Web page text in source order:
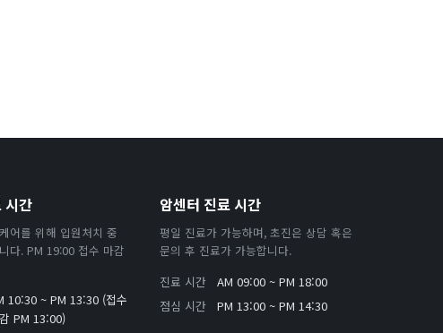
시간
어를 위해 입원처치 중
다. PM 19:00 접수 마감
10:30 ~ PM 13:30 (접수
PM 13:00)
암센터 진료 시간
평일 진료가 가능하며, 초진은 상담 혹은
문의 후 진료가 가능합니다.
진료 시간
AM 09:00 ~ PM 18:00
점심 시간
PM 13:00 ~ PM 14:30